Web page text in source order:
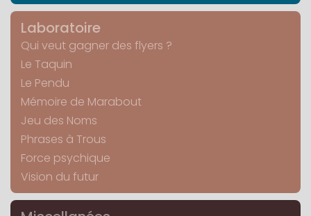
Laboratoire
Qui veut gagner des flyers ?
Le Taquin
Le Pendu
Mémoire de Marabout
Jeu des Noms
Phrases à Trous
Force psychique
Vision du futur